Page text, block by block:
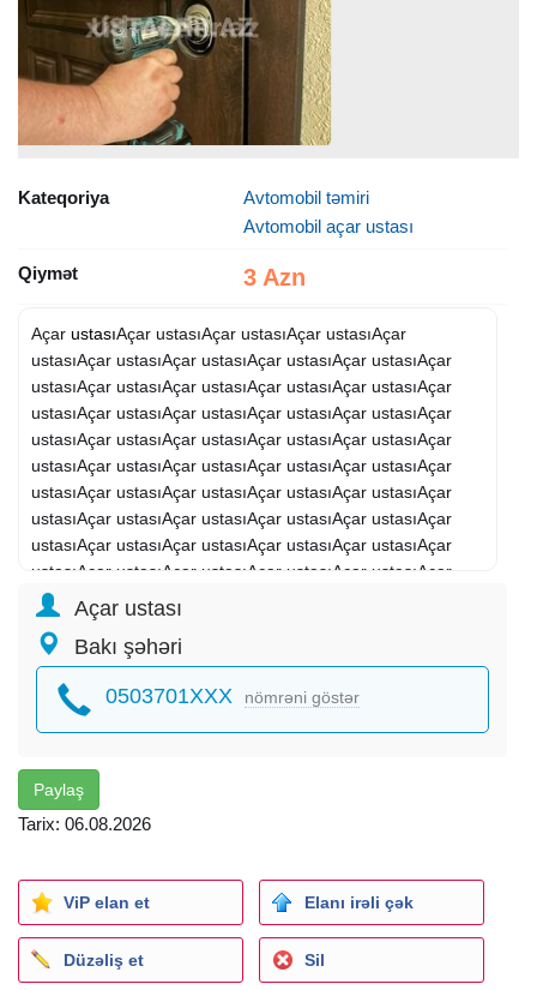
Kateqoriya
Avtomobil təmiri
Avtomobil açar ustası
Qiymət 3 Azn
Açar ustasıAçar ustasıAçar ustasıAçar ustasıAçar
ustasıAçar ustasıAçar ustasıAçar ustasıAçar ustasıAçar
ustasıAçar ustasıAçar ustasıAçar ustasıAçar ustasıAçar
ustasıAçar ustasıAçar ustasıAçar ustasıAçar ustasıAçar
ustasıAçar ustasıAçar ustasıAçar ustasıAçar ustasıAçar
ustasıAçar ustasıAçar ustasıAçar ustasıAçar ustasıAçar
ustasıAçar ustasıAçar ustasıAçar ustasıAçar ustasıAçar
ustasıAçar ustasıAçar ustasıAçar ustasıAçar ustasıAçar
ustasıAçar ustasıAçar ustasıAçar ustasıAçar ustasıAçar
ustasıAçar ustasıAçar ustasıAçar ustasıAçar ustasıAçar
ustasıAçar ustasıAçar ustasıAçar ustasıAçar ustasıAçar
ustasıAçar ustasıAçar ustasıAçar ustasıAçar ustasıAçar
ustası
Açar ustası
Bakı şəhəri
0503701XXX nömrəni göstər
Paylaş
Tarix: 06.08.2026
ViP elan et Elanı irəli çək
Düzəliş et Sil